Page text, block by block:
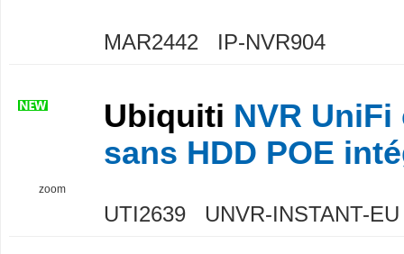
MAR2442 IP-NVR904
zoom
Ubiquiti NVR
sans HDD POE
UTI2639 UNVR-INSTANT-EU